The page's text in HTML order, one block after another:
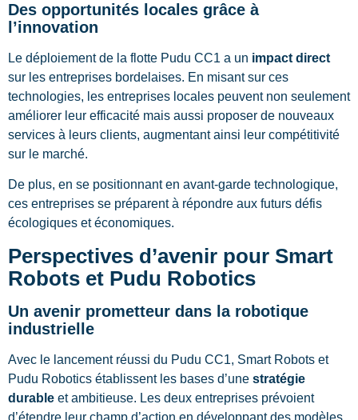
Des opportunités locales grâce à
l’innovation
Le déploiement de la flotte Pudu CC1 a un impact direct
sur les entreprises bordelaises. En misant sur ces
technologies, les entreprises locales peuvent non seulement
améliorer leur efficacité mais aussi proposer de nouveaux
services à leurs clients, augmentant ainsi leur compétitivité
sur le marché.
De plus, en se positionnant en avant-garde technologique,
ces entreprises se préparent à répondre aux futurs défis
écologiques et économiques.
Perspectives d’avenir pour Smart
Robots et Pudu Robotics
Un avenir prometteur dans la robotique
industrielle
Avec le lancement réussi du Pudu CC1, Smart Robots et
Pudu Robotics établissent les bases d’une stratégie
durable et ambitieuse. Les deux entreprises prévoient
d’étendre leur champ d’action en développant des modèles